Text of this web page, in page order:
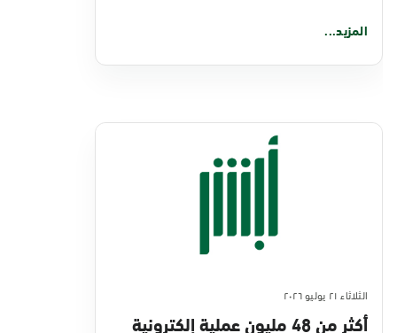
المزيد...
الثلاثاء ٢١ يوليو ٢٠٢٦
أكثر من 48 مليون عملية إلكترونية